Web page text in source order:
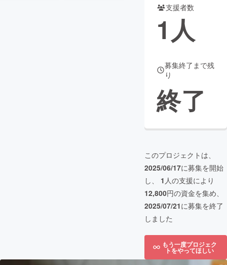
コミュニティ
支援者数
1人
募集終了まで残
り
終了
このプロジェクトは、
2025/06/17に募集を開始
し、 1 人の支援により
12,800円の資金を集め、
2025/07/21に募集を終了
しました
もう一度プロジェク
トをやってほしい